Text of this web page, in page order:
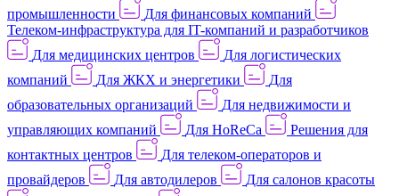
промышленности
Для финансовых компаний
Телеком-инфраструктура для IT-компаний и разработчиков
Для медицинских центров
Для логистических
компаний
Для ЖКХ и энергетики
Для
образовательных организаций
Для недвижимости и
управляющих компаний
Для HoReCa
Решения для
контактных центров
Для телеком-операторов и
провайдеров
Для автодилеров
Для салонов красоты